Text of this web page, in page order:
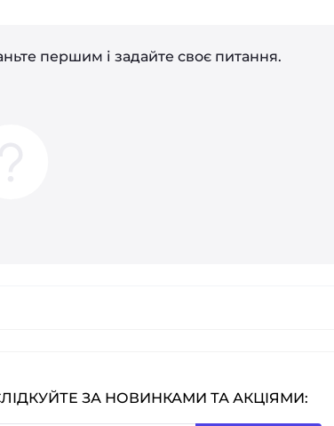
першим і задайте своє питання.
ЗА НОВИНКАМИ ТА АКЦІЯМИ: